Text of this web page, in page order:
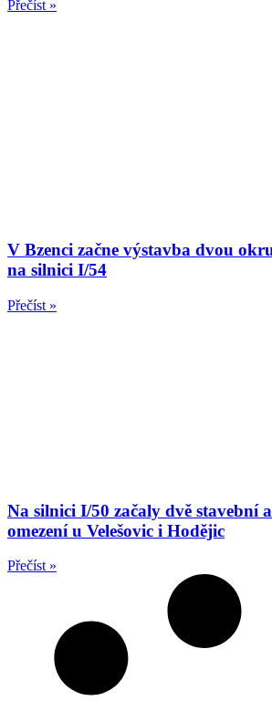
Přečíst »
V Bzenci začne výstavba dvou
na silnici I/54
Přečíst »
Na silnici I/50 začaly dvě stavební
omezení u Velešovic i Hodějic
Přečíst »